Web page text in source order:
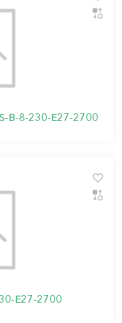
B-8-230-E27-2700
E27-2700